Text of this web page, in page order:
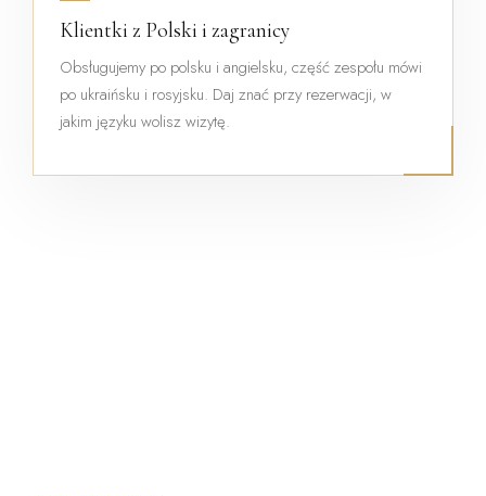
Klientki z Polski i zagranicy
Obsługujemy po polsku i angielsku, część zespołu mówi
po ukraińsku i rosyjsku. Daj znać przy rezerwacji, w
jakim języku wolisz wizytę.